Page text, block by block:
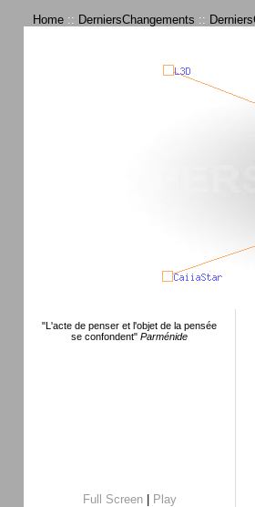
Home :: DerniersChangements ::
"L'acte de penser et l'objet de la pensée
se confondent" Parménide
Full Screen|
Play